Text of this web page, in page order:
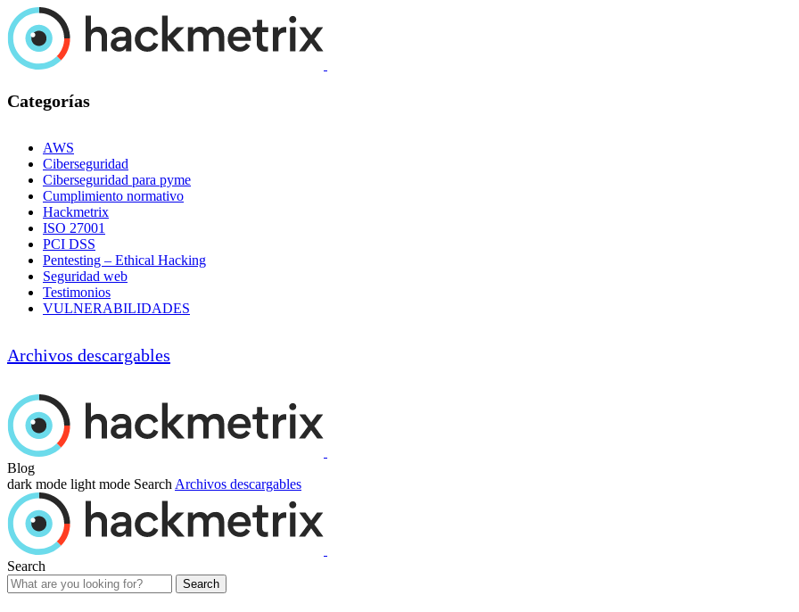
Categorías
AWS
Ciberseguridad
Ciberseguridad para pyme
Cumplimiento normativo
Hackmetrix
ISO 27001
PCI DSS
Pentesting – Ethical Hacking
Seguridad web
Testimonios
VULNERABILIDADES
Archivos descargables
Blog
dark mode light mode Search Archivos descargables
Search
Search